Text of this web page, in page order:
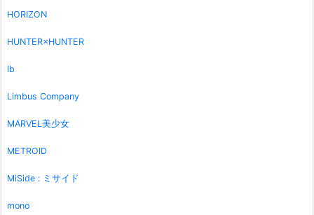
HORIZON
HUNTER×HUNTER
Ib
Limbus Company
MARVEL美少女
METROID
MiSide : ミサイド
mono